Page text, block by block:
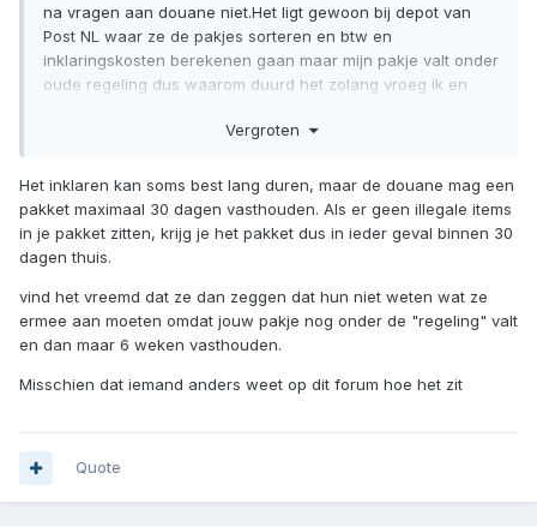
na vragen aan douane niet.Het ligt gewoon bij depot van
Post NL waar ze de pakjes sorteren en btw en
inklaringskosten berekenen gaan maar mijn pakje valt onder
oude regeling dus waarom duurd het zolang vroeg ik en
moeten doen die op laatste moment zijn aangekomen
volgens hun wel 6 weken duren omdat ze op advies van
douane wachten voor ze het vrijgeven🤪🤪🤪Mogen ze dat
wettelijk zo doen???
Vergroten
Het inklaren kan soms best lang duren, maar de douane mag een
pakket maximaal 30 dagen vasthouden. Als er geen illegale items
in je pakket zitten, krijg je het pakket dus in ieder geval binnen 30
dagen thuis.
vind het vreemd dat ze dan zeggen dat hun niet weten wat ze
ermee aan moeten omdat jouw pakje nog onder de "regeling" valt
en dan maar 6 weken vasthouden.
Misschien dat iemand anders weet op dit forum hoe het zit
Quote